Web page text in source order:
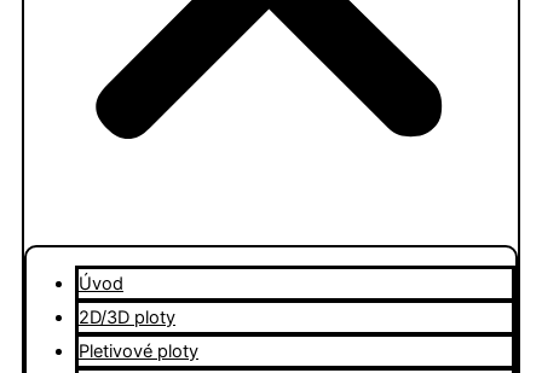
Úvod
2D/3D ploty
Pletivové ploty